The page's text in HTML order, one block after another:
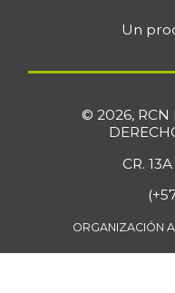
Un
© 2026, RCN
CR.
ORGANIZACIÓN